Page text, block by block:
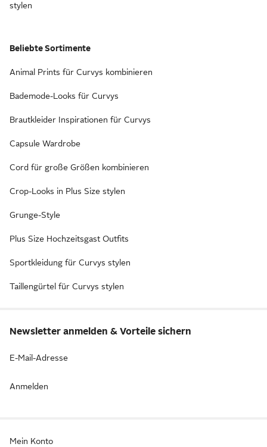
stylen
Beliebte Sortimente
Animal Prints für Curvys kombinieren
Bademode-Looks für Curvys
Brautkleider Inspirationen für Curvys
Capsule Wardrobe
Cord für große Größen kombinieren
Crop-Looks in Plus Size stylen
Grunge-Style
Plus Size Hochzeitsgast Outfits
Sportkleidung für Curvys stylen
Taillengürtel für Curvys stylen
Newsletter anmelden & Vorteile sichern
E-Mail-Adresse
Anmelden
Mein Konto